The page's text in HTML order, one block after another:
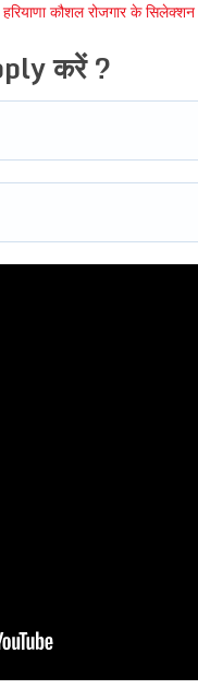
कौशल रोजगार के सिलेक्शन
करें ?